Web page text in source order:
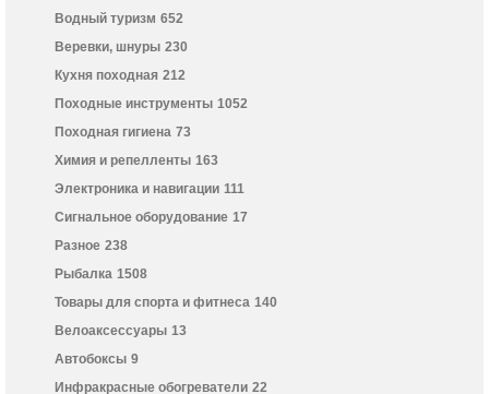
Водный туризм 652
Веревки, шнуры 230
Кухня походная 212
Походные инструменты 1052
Походная гигиена 73
Химия и репелленты 163
Электроника и навигации 111
Сигнальное оборудование 17
Разное 238
Рыбалка 1508
Товары для спорта и фитнеса 140
Велоаксессуары 13
Автобоксы 9
Инфракрасные обогреватели 22